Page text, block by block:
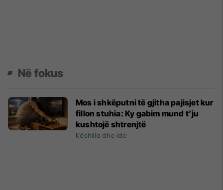
Në fokus
Mos i shkëputni të gjitha pajisjet kur
fillon stuhia: Ky gabim mund t’ju
kushtojë shtrenjtë
Këshilla dhe ide